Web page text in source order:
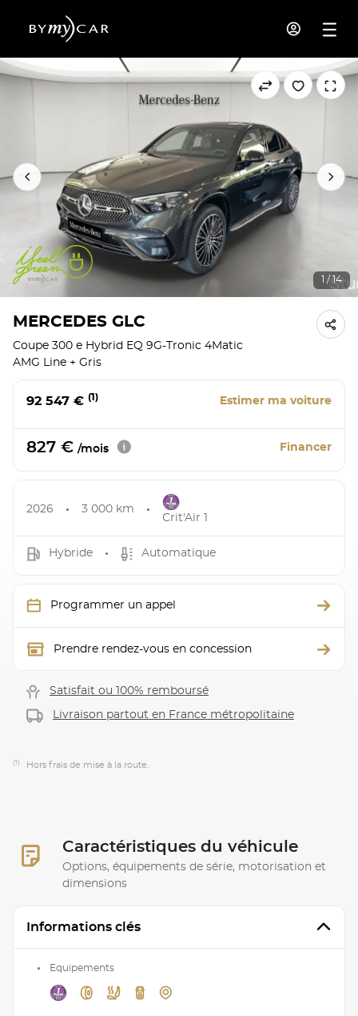
1 / 14
MERCEDES GLC
Coupe 300 e Hybrid EQ 9G-Tronic 4Matic
AMG Line + Gris
92 547 € (1) Estimer ma voiture
827 € /mois Financer
2026 3 000 km
Crit'Air 1
Hybride Automatique
Programmer un appel
Prendre rendez-vous en concession
Satisfait ou 100% remboursé
Livraison partout en France métropolitaine
(1) Hors frais de mise à la route.
Caractéristiques du véhicule
Options, équipements de série, motorisation et
dimensions
Informations clés
Equipements